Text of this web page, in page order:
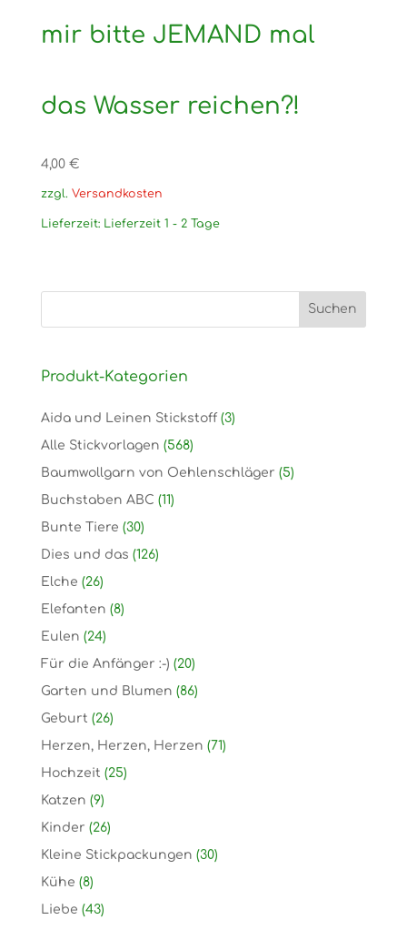
mir bitte JEMAND mal
das Wasser reichen?!
4,00 €
zzgl. Versandkosten
Lieferzeit: Lieferzeit 1 - 2 Tage
Produkt-Kategorien
Aida und Leinen Stickstoff (3)
Alle Stickvorlagen (568)
Baumwollgarn von Oehlenschläger (5)
Buchstaben ABC (11)
Bunte Tiere (30)
Dies und das (126)
Elche (26)
Elefanten (8)
Eulen (24)
Für die Anfänger :-) (20)
Garten und Blumen (86)
Geburt (26)
Herzen, Herzen, Herzen (71)
Hochzeit (25)
Katzen (9)
Kinder (26)
Kleine Stickpackungen (30)
Kühe (8)
Liebe (43)